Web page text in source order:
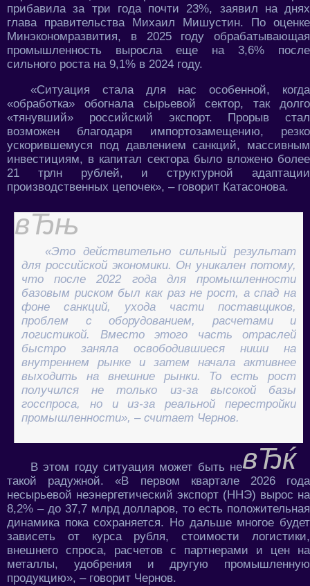
прибавила за три года почти 23%, заявил на днях
глава правительства Михаил Мишустин. По оценке
Минэкономразвития, в 2025 году обрабатывающая
промышленность выросла еще на 3,6% после
сильного роста на 9,1% в 2024 году.
«Ситуация стала для нас особенной, когда
«обработка» обогнала сырьевой сектор, так долго
«тянувший» российский экспорт. Прорыв стал
возможен благодаря импортозамещению, резко
ускорившемуся под давлением санкций, массивным
инвестициям, в капитал сектора было вложено более
21 трлн рублей, и структурной адаптации
производственных цепочек», – говорит Катасонова.
«Это действительно сильный результат
для российской экономики. Он уникален потому,
что после 2022 года для промышленности
базовым риском был как раз не рост, а спад на
фоне санкций, ухода части поставщиков,
проблем с оборудованием, расчетами и
логистикой. Вместо этого часть отраслей
быстро заняла освободившиеся ниши на
внутреннем рынке и затем начала активнее
выходить на внешние рынки. То есть рост
получился не только из-за высокой базы
госспроса, но и из-за реальной перестройки
промышленности», – считает Чернов.
В этом году ситуация может быть не
такой радужной. «В первом квартале 2026 года
несырьевой неэнергетический экспорт (ННЭ) вырос на
8,2% – до 37,7 млрд долларов, то есть положительная
динамика пока сохраняется. Но дальше многое будет
зависеть от курса рубля, стоимости логистики,
внешнего спроса, расчетов с партнерами и цен на
металлы, удобрения и другую промышленную
продукцию», – говорит Чернов.